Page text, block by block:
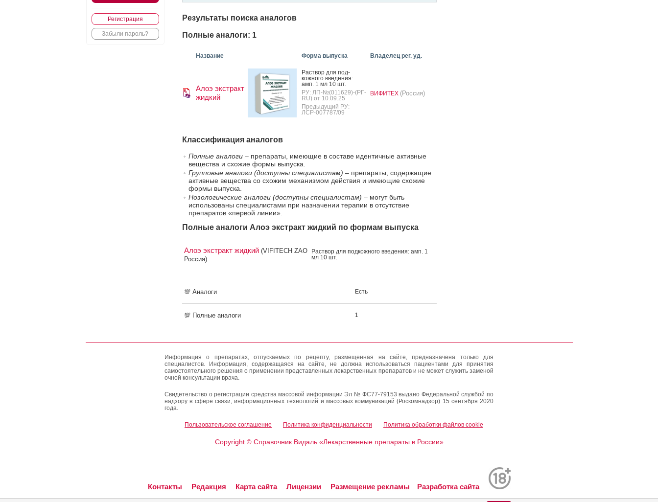
Регистрация
Забыли пароль?
Результаты поиска аналогов
Полные аналоги: 1
Название Форма выпуска Владелец рег. уд.
Алоэ экстракт
жидкий
Рас­твор для под­
кожно­го вве­дения:
амп. 1 мл 10 шт.
РУ: ЛП-№(011629)-(РГ-
RU) от 10.09.25
Предыдущий РУ:
ЛСР-007787/09
ВИФИТЕХ (Россия)
Классификация аналогов
Полные аналоги– препараты, имеющие в составе идентичные активные
вещества и схожие формы выпуска.
Групповые аналоги (доступны специалистам) – препараты, содержащие
активные вещества со схожим механизмом действия и имеющие схожие
формы выпуска.
Нозологические аналоги (доступны специалистам) – могут быть
использованы специалистами при назначении терапии в отсутствие
препаратов «первой линии».
Полные аналоги Алоэ экстракт жидкий по формам выпуска
Алоэ экстракт жидкий (VIFITECH ZAO
Россия)
Рас­твор для под­кожно­го вве­дения: амп. 1
мл 10 шт.
💯 Аналоги Есть
💯 Полные аналоги 1
Информация о препаратах, отпускаемых по рецепту, размещенная на сайте, предназначена только для
специалистов. Информация, содержащаяся на сайте, не должна использоваться пациентами для принятия
самостоятельного решения о применении представленных лекарственных препаратов и не может служить заменой
очной консультации врача.
Свидетельство о регистрации средства массовой информации Эл № ФС77-79153 выдано Федеральной службой по
надзору в сфере связи, информационных технологий и массовых коммуникаций (Роскомнадзор) 15 сентября 2020
года.
Пользовательское соглашение Политика конфиденциальности Политика обработки файлов cookie
Copyright ©Справочник Видаль «Лекарственные препараты в России»
Контакты Редакция Карта сайта Лицензии Размещение рекламы Разработка сайта